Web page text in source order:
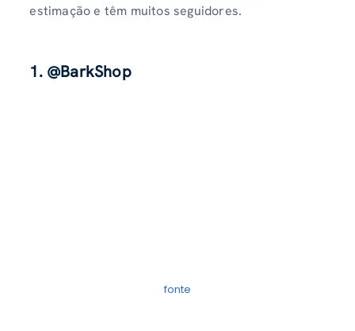
estimação e têm muitos seguidores.
1. @BarkShop
fonte